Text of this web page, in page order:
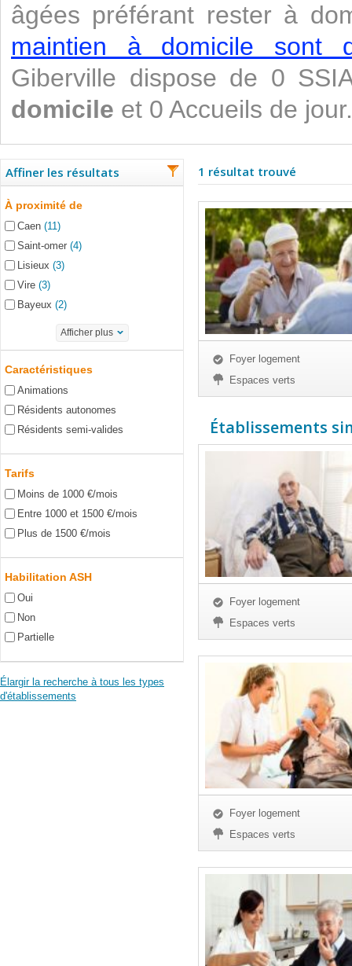
âgées préférant rester à
maintien à domicile sont
Giberville dispose de 0
domicile et 0 Accueils de jour.
Affiner les résultats
À proximité de
Caen (11)
Saint-omer (4)
Lisieux (3)
Vire (3)
Bayeux (2)
Afficher plus
Caractéristiques
Animations
Résidents autonomes
Résidents semi-valides
Tarifs
Moins de 1000 €/mois
Entre 1000 et 1500 €/mois
Plus de 1500 €/mois
Habilitation ASH
Oui
Non
Partielle
Élargir la recherche à tous les types
d'établissements
1 résultat trouvé
Foyer logement
Espaces verts
Établissements
Foyer logement
Espaces verts
Foyer logement
Espaces verts